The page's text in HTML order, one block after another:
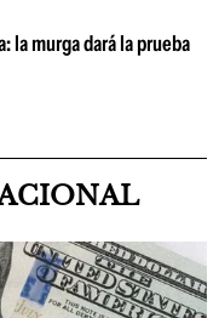
la murga dará la prueba